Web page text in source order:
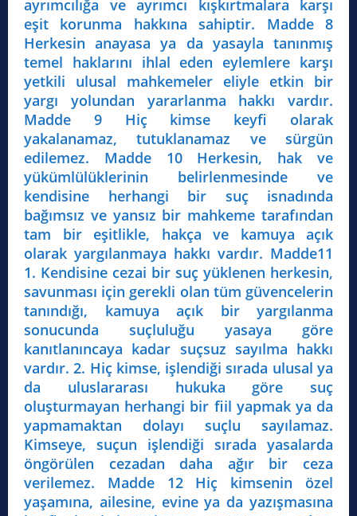
ayrımcılığa ve ayrımcı kışkırtmalara karşı
eşit korunma hakkına sahiptir. Madde 8
Herkesin anayasa ya da yasayla tanınmış
temel haklarını ihlal eden eylemlere karşı
yetkili ulusal mahkemeler eliyle etkin bir
yargı yolundan yararlanma hakkı vardır.
Madde 9 Hiç kimse keyfi olarak
yakalanamaz, tutuklanamaz ve sürgün
edilemez. Madde 10 Herkesin, hak ve
yükümlülüklerinin belirlenmesinde ve
kendisine herhangi bir suç isnadında
bağımsız ve yansız bir mahkeme tarafından
tam bir eşitlikle, hakça ve kamuya açık
olarak yargılanmaya hakkı vardır. Madde11
1. Kendisine cezai bir suç yüklenen herkesin,
savunması için gerekli olan tüm güvencelerin
tanındığı, kamuya açık bir yargılanma
sonucunda suçluluğu yasaya göre
kanıtlanıncaya kadar suçsuz sayılma hakkı
vardır. 2. Hiç kimse, işlendiği sırada ulusal ya
da uluslararası hukuka göre suç
oluşturmayan herhangi bir fiil yapmak ya da
yapmamaktan dolayı suçlu sayılamaz.
Kimseye, suçun işlendiği sırada yasalarda
öngörülen cezadan daha ağır bir ceza
verilemez. Madde 12 Hiç kimsenin özel
yaşamına, ailesine, evine ya da yazışmasına